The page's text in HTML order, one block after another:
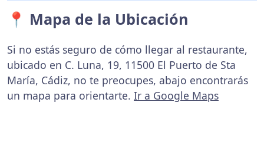
📍 Mapa de la Ubicación
Si no estás seguro de cómo llegar al restaurante,
ubicado en C. Luna, 19, 11500 El Puerto de Sta
María, Cádiz, no te preocupes, abajo encontrarás
un mapa para orientarte. Ir a Google Maps